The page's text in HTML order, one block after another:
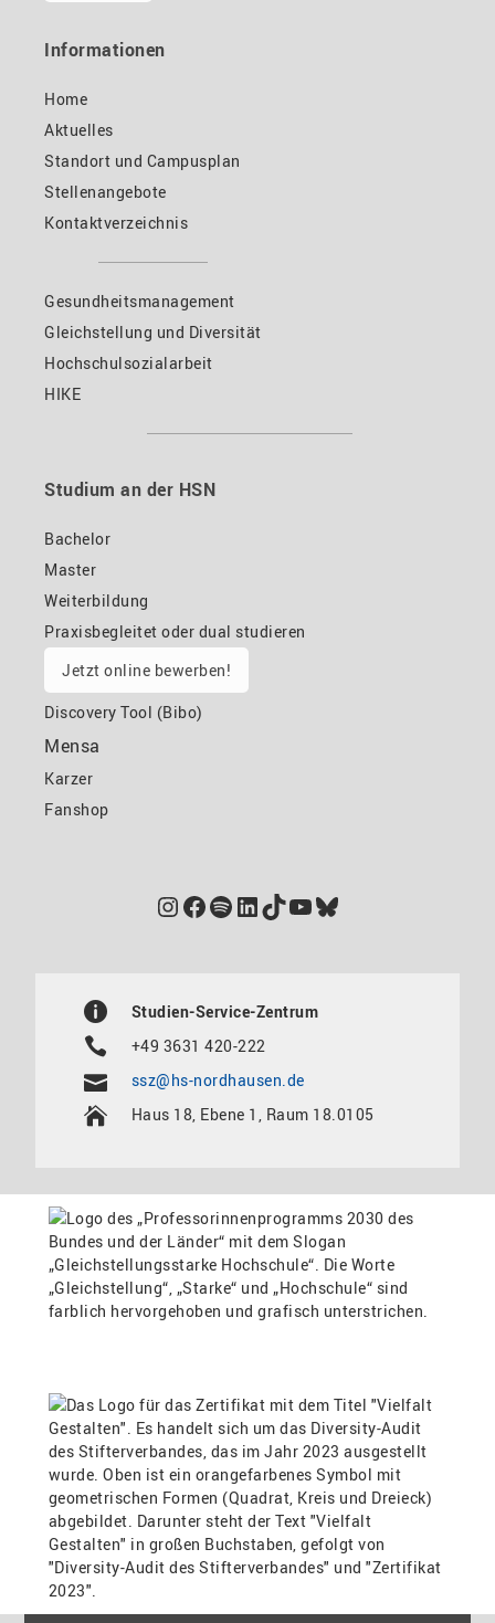
Informationen
Home
Aktuelles
Standort und Campusplan
Stellenangebote
Kontaktverzeichnis
Gesundheitsmanagement
Gleichstellung und Diversität
Hochschulsozialarbeit
HIKE
Studium an der HSN
Bachelor
Master
Weiterbildung
Praxisbegleitet oder dual studieren
Jetzt online bewerben!
Discovery Tool (Bibo)
Mensa
Karzer
Fanshop
Instagram
Facebook
Spotify
LinkedIn
TikTok
YouTube
Bluesky
Studien-Service-Zentrum
+49 3631 420-222
ssz@hs-nordhausen.de
Haus 18, Ebene 1, Raum 18.0105